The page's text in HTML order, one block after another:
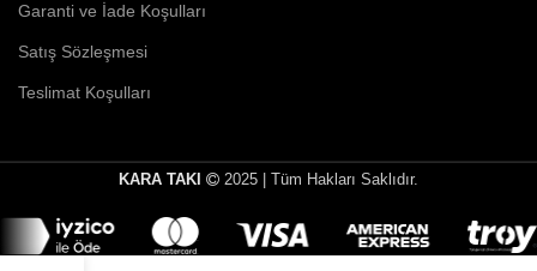
Garanti ve İade Koşulları
Satış Sözleşmesi
Teslimat Koşulları
KARA TAKI 2025 | Tüm Hakları Saklıdır.